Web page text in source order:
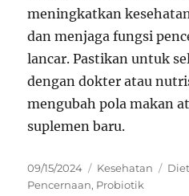
meningkatkan
dan menjaga fungsi
lancar. Pastikan untuk
dengan dokter atau
mengubah pola makan
suplemen baru.
Posted
on
09/15/2024 Categories
Kesehatan Tags
Pencernaan, Probiotik